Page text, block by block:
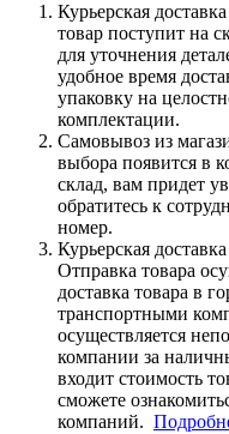
Курьерская
товар поступит на
для уточнения
удобное время
упаковку на
комплектации.
Самовывоз из
выбора появится в
склад, вам придет
обратитесь к
номер.
Курьерская
Отправка товара
доставка товара в
транспортными
осуществляется
компании за
входит стоимость
сможете
компаний.